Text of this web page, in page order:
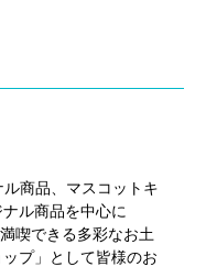
商品、マスコットキ
ル商品を中心に
喫できる多彩なお土
プ」として皆様のお